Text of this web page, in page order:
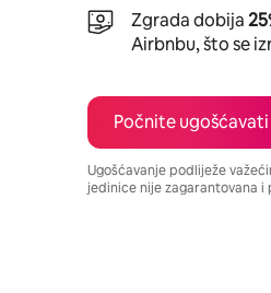
Zgrada dobija
Airbnbu, što se
Počnite ugošćavati
Ugošćavanje podliježe
jedinice nije zagarantovana i